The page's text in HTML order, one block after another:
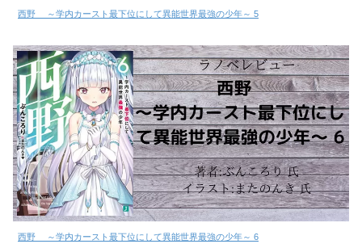
西野 ～学内カースト最下位にして異能世界最強の少年～ 5
西野 ～学内カースト最下位にして異能世界最強の少年～ 6